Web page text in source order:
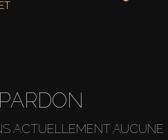
PARDON
ACTUELLEMENT AUCUNE